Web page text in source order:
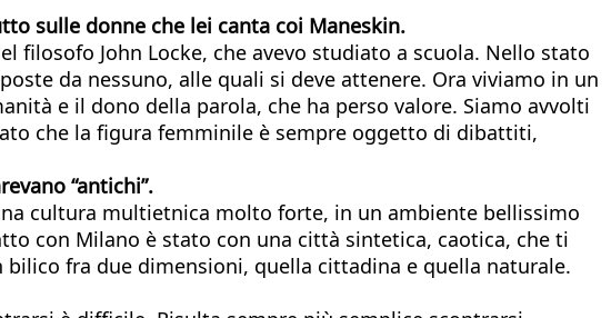
sulle donne che lei canta coi Maneskin.
John Locke, che avevo studiato a scuola. Nello stato
da nessuno, alle quali si deve attenere. Ora viviamo in un
e il dono della parola, che ha perso valore. Siamo avvolti
che la figura femminile è sempre oggetto di dibattiti,
“antichi”.
cultura multietnica molto forte, in un ambiente bellissimo
con Milano è stato con una città sintetica, caotica, che ti
fra due dimensioni, quella cittadina e quella naturale.